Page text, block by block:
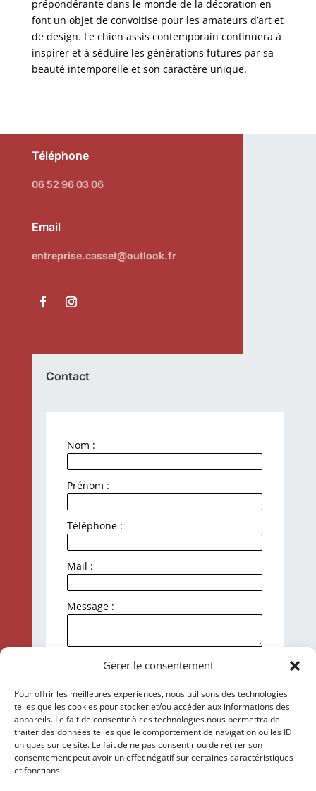
Gérer le consentement
Pour offrir les meilleures expériences, nous utilisons des technologies
telles que les cookies pour stocker et/ou accéder aux informations des
appareils. Le fait de consentir à ces technologies nous permettra de
traiter des données telles que le comportement de navigation ou les ID
uniques sur ce site. Le fait de ne pas consentir ou de retirer son
consentement peut avoir un effet négatif sur certaines caractéristiques
et fonctions.
prépondérante dans le monde de la décoration en
font un objet de convoitise pour les amateurs d’art et
de design. Le chien assis contemporain continuera à
inspirer et à séduire les générations futures par sa
beauté intemporelle et son caractère unique.
Téléphone
06 52 96 03 06
Email
entreprise.casset@outlook.fr
Contact
Nom :
Prénom :
Téléphone :
Mail :
Message :
J'accepte la politique de
données personnelles.
Envoyer